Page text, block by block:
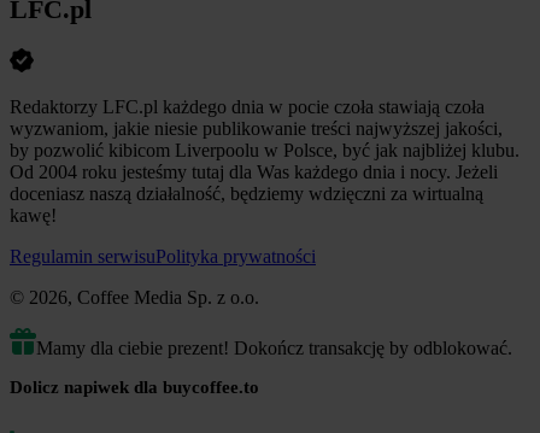
LFC.pl
Redaktorzy LFC.pl każdego dnia w pocie czoła stawiają czoła
wyzwaniom, jakie niesie publikowanie treści najwyższej jakości,
by pozwolić kibicom Liverpoolu w Polsce, być jak najbliżej klubu.
Od 2004 roku jesteśmy tutaj dla Was każdego dnia i nocy. Jeżeli
doceniasz naszą działalność, będziemy wdzięczni za wirtualną
kawę!
Regulamin serwisuPolityka prywatności
© 2026, Coffee Media Sp. z o.o.
Mamy dla ciebie prezent! Dokończ transakcję by odblokować.
Dolicz napiwek dla buycoffee.to